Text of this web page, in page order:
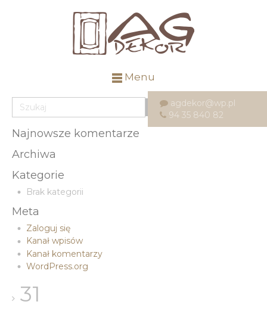
Menu
agdekor@wp.pl
94 35 840 82
Najnowsze komentarze
Archiwa
Kategorie
Brak kategorii
Meta
Zaloguj się
Kanał wpisów
Kanał komentarzy
WordPress.org
31